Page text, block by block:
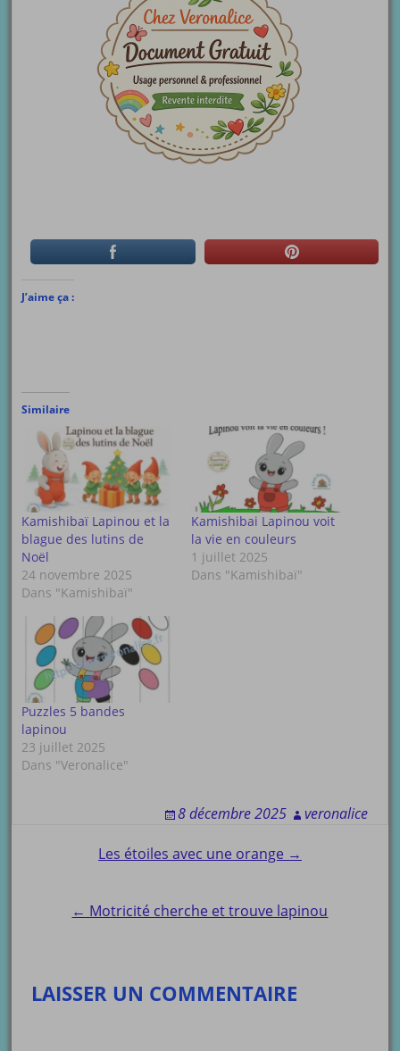
J’aime ça :
Similaire
Kamishibaï Lapinou et la
blague des lutins de
Noël
24 novembre 2025
Dans "Kamishibaï"
Kamishibai Lapinou voit
la vie en couleurs
1 juillet 2025
Dans "Kamishibaï"
Puzzles 5 bandes
lapinou
23 juillet 2025
Dans "Veronalice"
8 décembre 2025 veronalice
navigation
Les étoiles avec une orange →
← Motricité cherche et trouve lapinou
LAISSER UN COMMENTAIRE